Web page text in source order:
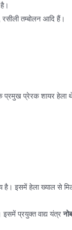
तम्बोलन आदि हैं।
प्रेरक शायर
है। इसमें हेला ख्याल से
इसमें प्रयुक्त वाद्य यंत्र